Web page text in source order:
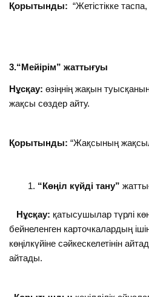
Қорытынды:“Жетістікке
3.“Мейірім” жаттығуы
Нұсқау:өзіңнің жақын
жақсы сөздер айту.
Қорытынды:“Жақсының
“Көңіл күйді тану”
Нұсқау: қатысушылар түрлі
бейнеленген карточкалардың
көңілкүйіне сәйкескелетінін
айтады.